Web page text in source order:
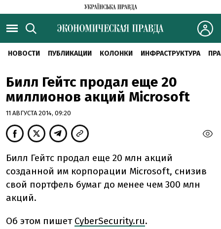
НОВОСТИ ПУБЛИКАЦИИ КОЛОНКИ ИНФРАСТРУКТУРА
Билл Гейтс продал еще 20
миллионов акций Microsoft
11 АВГУСТА 2014, 09:20
Билл Гейтс продал еще 20 млн акций
созданной им корпорации Microsoft, снизив
свой портфель бумаг до менее чем 300 млн
акций.
Об этом пишет CyberSecurity.ru.